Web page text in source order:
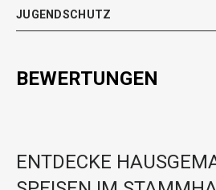
JUGENDSCHUTZ
BEWERTUNGEN
ENTDECKE